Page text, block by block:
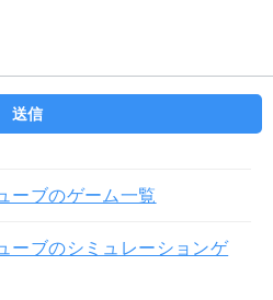
ーブのゲーム一覧
ーブのシミュレーションゲ